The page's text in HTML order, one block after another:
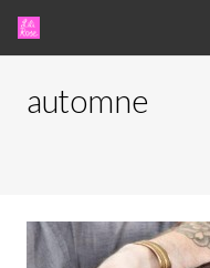
automne